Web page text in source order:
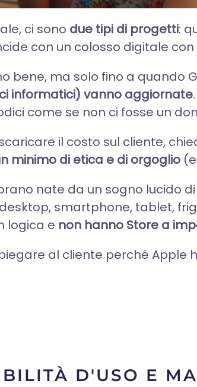
ci sono due tipi di progetti:
con un colosso digitale
bene, ma solo fino a quando
informatici) vanno aggiornate
come se non ci fosse un
il costo sul cliente,
minimo di etica e di orgoglio
nate da un sogno lucido
smartphone, tablet,
logica e non hanno Store a
al cliente perché Apple
D'USO E